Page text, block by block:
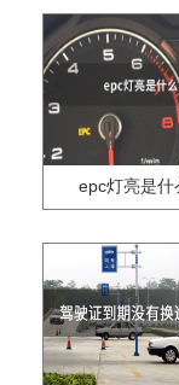
epc灯亮是什